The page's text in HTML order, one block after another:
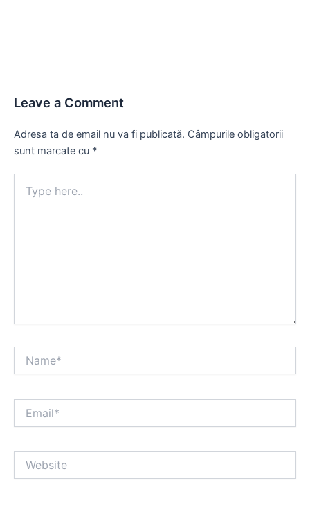
Leave a Comment
Adresa ta de email nu va fi publicată. Câmpurile obligatorii
sunt marcate cu *
here..